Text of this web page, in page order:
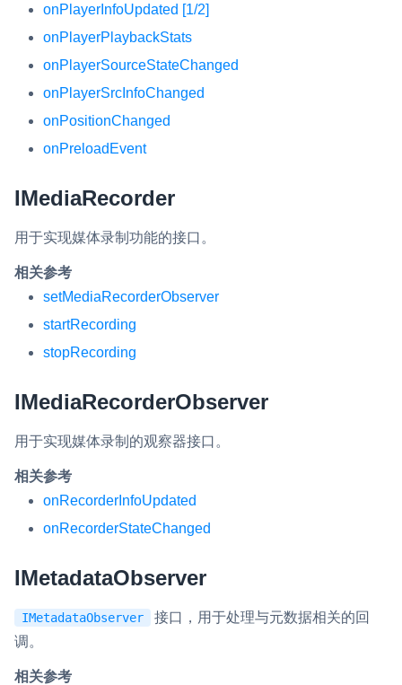
onPlayerInfoUpdated [1/2]
onPlayerPlaybackStats
onPlayerSourceStateChanged
onPlayerSrcInfoChanged
onPositionChanged
onPreloadEvent
IMediaRecorder
用于实现媒体录制功能的接口。
相关参考
setMediaRecorderObserver
startRecording
stopRecording
IMediaRecorderObserver
用于实现媒体录制的观察器接口。
相关参考
onRecorderInfoUpdated
onRecorderStateChanged
IMetadataObserver
IMetadataObserver
接口，用于处理与元数据相关的回
调。
相关参考